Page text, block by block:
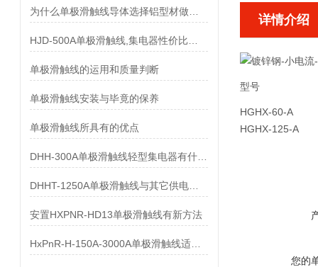
单极滑触线的运用和质量判断
单极滑触线安装与毕竟的保养
单极滑触线所具有的优点
安置HXPNR-HD13单极滑触线有新方法
详情介绍
型号
HGHX-60-A
HGHX-125-A
您的